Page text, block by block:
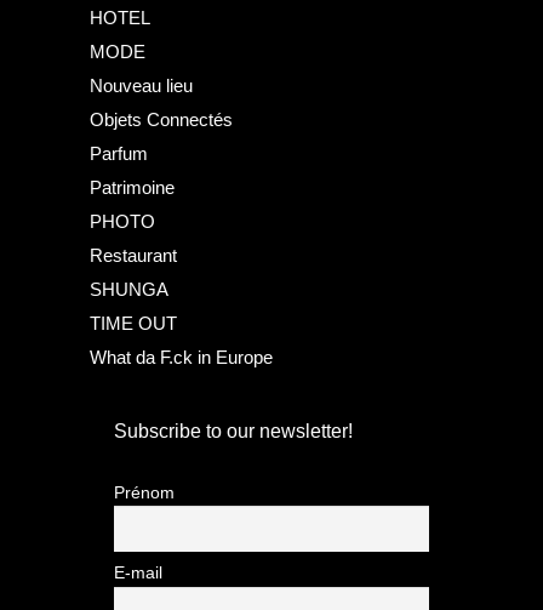
HOTEL
MODE
Nouveau lieu
Objets Connectés
Parfum
Patrimoine
PHOTO
Restaurant
SHUNGA
TIME OUT
What da F.ck in Europe
Subscribe to our newsletter!
Prénom
E-mail